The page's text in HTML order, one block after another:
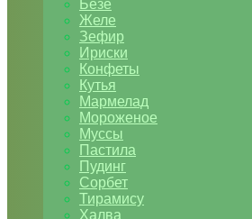
Безе
Желе
Зефир
Ириски
Конфеты
Кутья
Мармелад
Мороженое
Муссы
Пастила
Пудинг
Сорбет
Тирамису
Халва